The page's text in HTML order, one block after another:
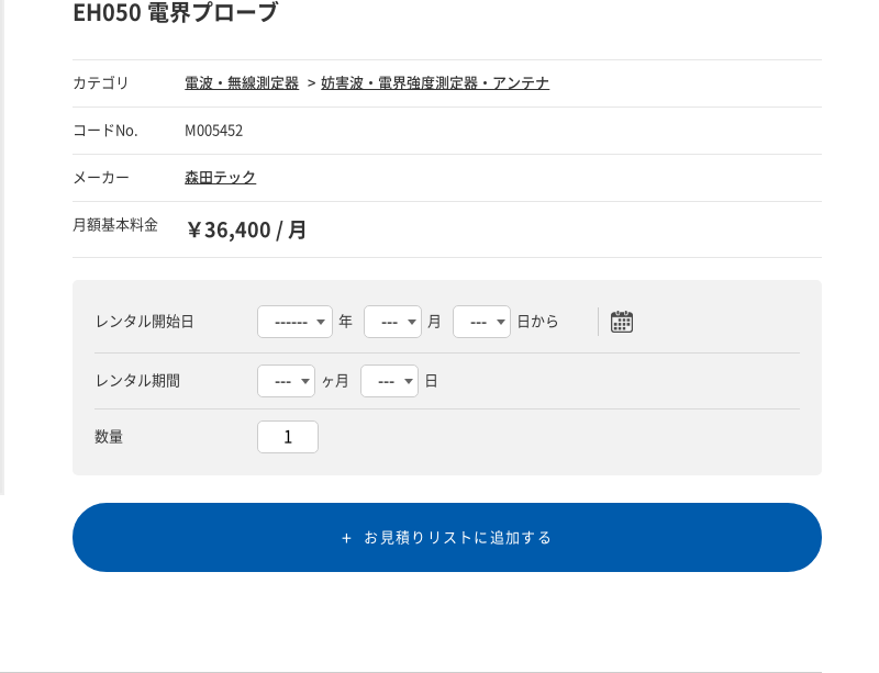
EH050 電界プローブ
カテゴリ 電波・無線測定器 妨害波・電界強度測定器・アンテナ
コードNo. M005452
メーカー 森田テック
月額基本料金 ￥36,400 / 月
レンタル開始日 年 月 日から
レンタル期間 ヶ月 日
数量
お見積りリストに追加する